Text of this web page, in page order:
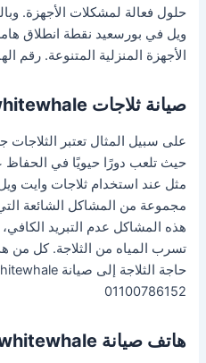
حلول فعالة لمشكلات الأجهزة.
ويل في بورسعيد نقطة انطلاق
الأجهزة المنزلية المتنوعة. رقم الهاتف
صيانة ثلاجات whitewhale في بورسعيد
على سبيل المثال تعتبر الثلاجات
حيث تلعب دورًا حيويًا في الحفاظ
مثل عند استخدام ثلاجات وايت
مجموعة من المشاكل الشائعة
هذه المشاكل عدم التبريد
تسرب المياه من الثلاجة. كل من
01100786152
هاتف صيانة whitewhale في بورسعيد